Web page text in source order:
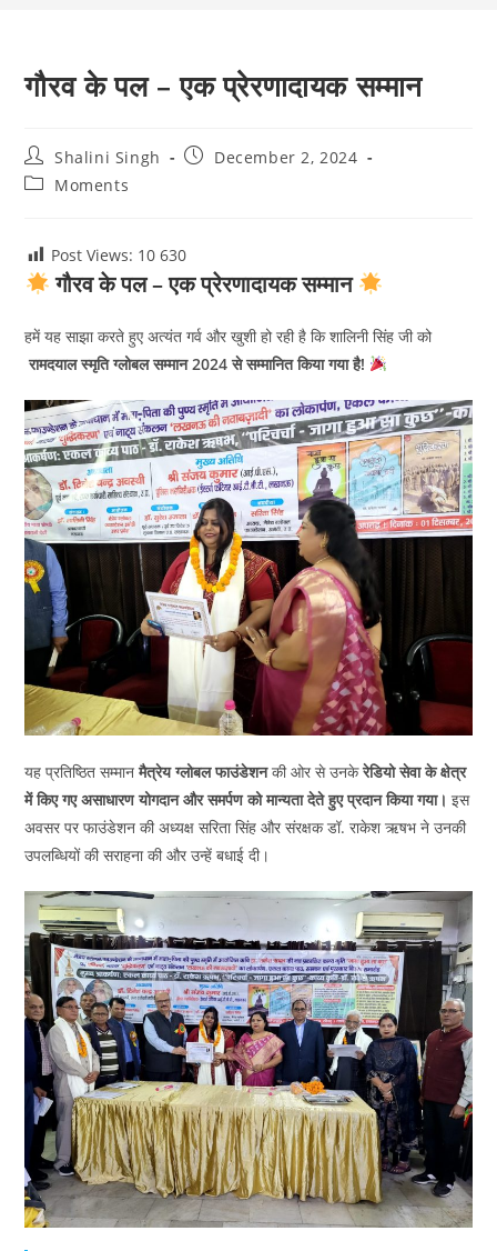
गौरव के पल – एक प्रेरणादायक सम्मान
Post
author:
Shalini Singh
PostDecember 2, 2024
PostMoments
Post Views: 10 630
गौरव के पल – एक प्रेरणादायक सम्मान
हमें यह साझा करते हुए अत्यंत गर्व और खुशी हो रही है कि शालिनी सिंह जी को
रामदयाल स्मृति ग्लोबल सम्मान 2024 से सम्मानित किया गया है!
यह प्रतिष्ठित सम्मानमैत्रेय ग्लोबल फाउंडेशनकी ओर से उनकेरेडियो सेवा के क्षेत्र
में किए गए असाधारण योगदान और समर्पण को मान्यता देते हुए प्रदान किया गया। इस
अवसर पर फाउंडेशन की अध्यक्ष सरिता सिंह और संरक्षक डॉ. राकेश ऋषभ ने उनकी
उपलब्धियों की सराहना की और उन्हें बधाई दी।